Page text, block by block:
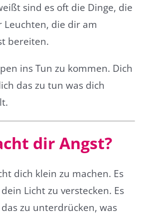
sind es oft die Dinge, die
die dir am
bereiten.
ins Tun zu kommen. Dich
das zu tun was dich
dir Angst?
dich klein zu machen. Es
Licht zu verstecken. Es
zu unterdrücken, was